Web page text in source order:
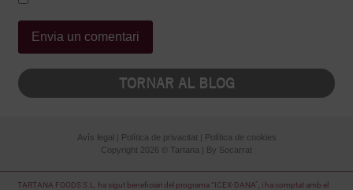
TORNAR AL BLOG
Avís legal| Política de privacitat | Política de cookies
Copyright 2026 © Tartana | By Socarrat
TARTANA FOODS S.L. ha sigut beneficiari del programa “ICEX-DANA”, i ha comptat amb el